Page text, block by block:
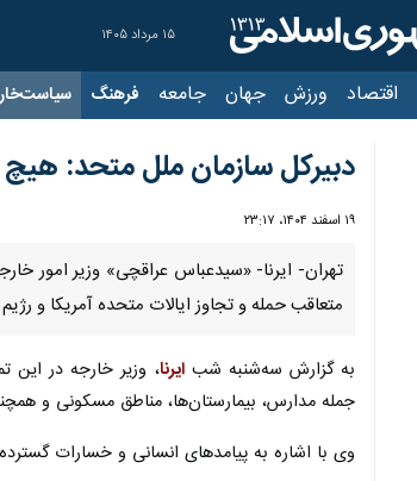
۱۵ مرداد ۱۴۰۵
ورزش جهان جامعه فرهنگ سیاست‌خارجی
دبیرکل سازمان ملل متحد: هیچ
۱۹ اسفند ۱۴۰۴، ۲۳:۱۷
متعاقب حمله و تجاوز ایالات متحده آمریکا و
به گزارش سه‌شنبه شبایرنا، وزیر خارجه در این
جمله مدارس، بیمارستان‌ها، مناطق مسکونی و
وی با اشاره به پیامدهای انسانی و خسارات